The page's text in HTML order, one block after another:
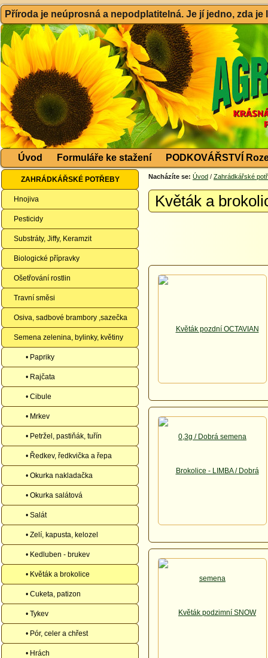
Příroda je neúprosná a nepodplatitelná. Je jí jedno, zda
Úvod Formuláře ke stažení PODKOVÁŘSTVÍ
ZAHRÁDKÁŘSKÉ POTŘEBY
Hnojiva
Pesticidy
Substráty, Jiffy, Keramzit
Biologické přípravky
Ošetřování rostlin
Travní směsi
Osiva, sadbové brambory ,sazečka
Semena zelenina, bylinky, květiny
• Papriky
• Rajčata
• Cibule
• Mrkev
• Petržel, pastiňák, tuřín
• Ředkev, ředkvička a řepa
• Okurka nakladačka
• Okurka salátová
• Salát
• Zelí, kapusta, kelozel
• Kedluben - brukev
• Květák a brokolice
• Cuketa, patizon
• Tykev
• Pór, celer a chřest
• Hrách
Nacházíte se: Úvod / Zahrádkářské
Květák a